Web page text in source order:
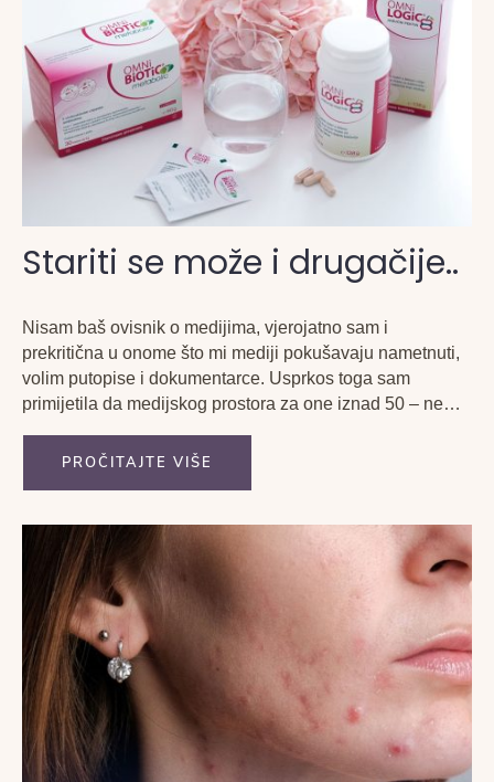
Stariti se može i drugačije..
Nisam baš ovisnik o medijima, vjerojatno sam i
prekritična u onome što mi mediji pokušavaju nametnuti,
volim putopise i dokumentarce. Usprkos toga sam
primijetila da medijskog prostora za one iznad 50 – nema.
posvećen svima onima koji žele kvalitetno...
PROČITAJTE VIŠE